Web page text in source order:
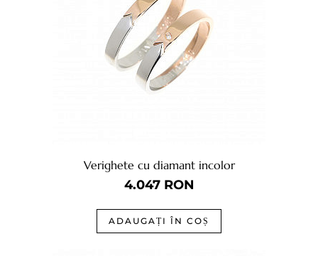
Verighete cu diamant incolor
4.047RON
ADAUGAȚI ÎN COȘ